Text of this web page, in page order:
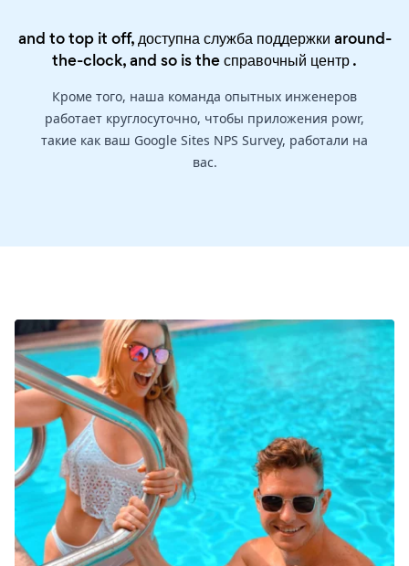
and to top it off, доступна служба поддержки around-
the-clock, and so is theсправочный центр.
Кроме того, наша команда опытных инженеров
работает круглосуточно, чтобы приложения powr,
такие как ваш Google Sites NPS Survey, работали на
вас.